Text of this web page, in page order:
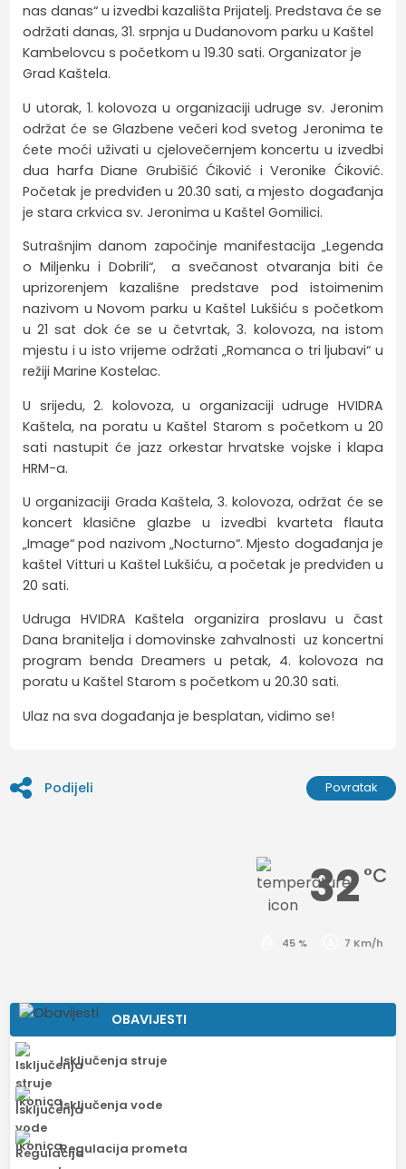
nas danas“ u izvedbi kazališta Prijatelj. Predstava će se
održati danas, 31. srpnja u Dudanovom parku u Kaštel
Kambelovcu s početkom u 19.30 sati. Organizator je
Grad Kaštela.
U utorak, 1. kolovoza u organizaciji udruge sv. Jeronim
održat će se Glazbene večeri kod svetog Jeronima te
ćete moći uživati u cjelovečernjem koncertu u izvedbi
dua harfa Diane Grubišić Ćiković i Veronike Ćiković.
Početak je predviđen u 20.30 sati, a mjesto događanja
je stara crkvica sv. Jeronima u Kaštel Gomilici.
Sutrašnjim danom započinje manifestacija „Legenda
o Miljenku i Dobrili“, a svečanost otvaranja biti će
uprizorenjem kazališne predstave pod istoimenim
nazivom u Novom parku u Kaštel Lukšiću s početkom
u 21 sat dok će se u četvrtak, 3. kolovoza, na istom
mjestu i u isto vrijeme održati „Romanca o tri ljubavi“ u
režiji Marine Kostelac.
U srijedu, 2. kolovoza, u organizaciji udruge HVIDRA
Kaštela, na poratu u Kaštel Starom s početkom u 20
sati nastupit će jazz orkestar hrvatske vojske i klapa
HRM-a.
U organizaciji Grada Kaštela, 3. kolovoza, održat će se
koncert klasične glazbe u izvedbi kvarteta flauta
„Image“ pod nazivom „Nocturno“. Mjesto događanja je
kaštel Vitturi u Kaštel Lukšiću, a početak je predviđen u
20 sati.
Udruga HVIDRA Kaštela organizira proslavu u čast
Dana branitelja i domovinske zahvalnosti uz koncertni
program benda Dreamers u petak, 4. kolovoza na
poratu u Kaštel Starom s početkom u 20.30 sati.
Ulaz na sva događanja je besplatan, vidimo se!
Podijeli Povratak
32 °C
45 % 7 Km/h
OBAVIJESTI
Isključenja struje
Isključenja vode
Regulacija prometa